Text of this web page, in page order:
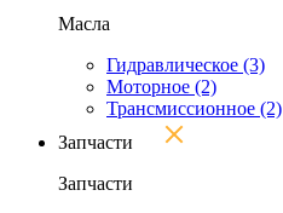
Масла
Гидравлическое (3)
Моторное (2)
Трансмиссионное (2)
Запчасти
Запчасти